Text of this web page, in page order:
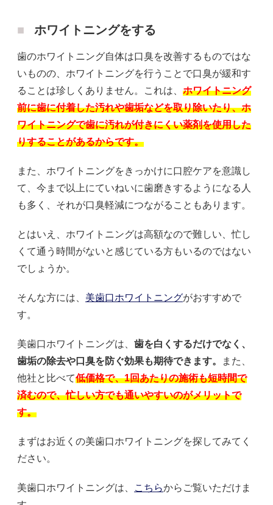
ホワイトニングをする
歯のホワイトニング自体は口臭を改善するものではな
いものの、ホワイトニングを行うことで口臭が緩和す
ることは珍しくありません。これは、 ホワイトニング
前に歯に付着した汚れや歯垢などを取り除いたり、ホ
ワイトニングで歯に汚れが付きにくい薬剤を使用した
りすることがあるからです。
また、ホワイトニングをきっかけに口腔ケアを意識し
て、今まで以上にていねいに歯磨きするようになる人
も多く、それが口臭軽減につながることもあります。
とはいえ、ホワイトニングは高額なので難しい、忙し
くて通う時間がないと感じている方もいるのではない
でしょうか。
そんな方には、 美歯口ホワイトニングがおすすめで
す。
美歯口ホワイトニングは、 歯を白くするだけでなく、
歯垢の除去や口臭を防ぐ効果も期待できます。
また、
他社と比べて低価格で、1回あたりの施術も短時間で
済むので、忙しい方でも通いやすいのがメリットで
す。
まずはお近くの美歯口ホワイトニングを探してみてく
ださい。
美歯口ホワイトニングは、 こちらからご覧いただけま